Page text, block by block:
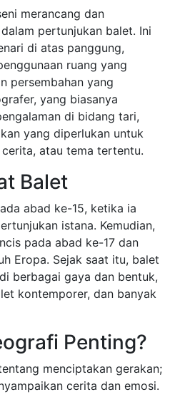
merancang dan
pertunjukan balet. Ini
di atas panggung,
ruang yang
persembahan yang
yang biasanya
di bidang tari,
yang diperlukan untuk
atau tema tertentu.
Balet
abad ke-15, ketika ia
istana. Kemudian,
pada abad ke-17 dan
Eropa. Sejak saat itu, balet
berbagai gaya dan bentuk,
kontemporer, dan banyak
Penting?
menciptakan gerakan;
cerita dan emosi.